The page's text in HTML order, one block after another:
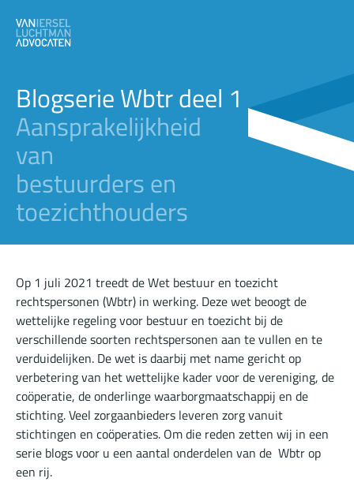
Blogserie Wbtr deel 1
Aansprakelijkheid
van
bestuurders en
toezichthouders
Op 1 juli 2021 treedt de Wet bestuur en toezicht
rechtspersonen (Wbtr) in werking. Deze wet beoogt de
wettelijke regeling voor bestuur en toezicht bij de
verschillende soorten rechtspersonen aan te vullen en te
verduidelijken. De wet is daarbij met name gericht op
verbetering van het wettelijke kader voor de vereniging, de
coöperatie, de onderlinge waarborgmaatschappij en de
stichting. Veel zorgaanbieders leveren zorg vanuit
stichtingen en coöperaties. Om die reden zetten wij in een
serie blogs voor u een aantal onderdelen van de Wbtr op
een rij.